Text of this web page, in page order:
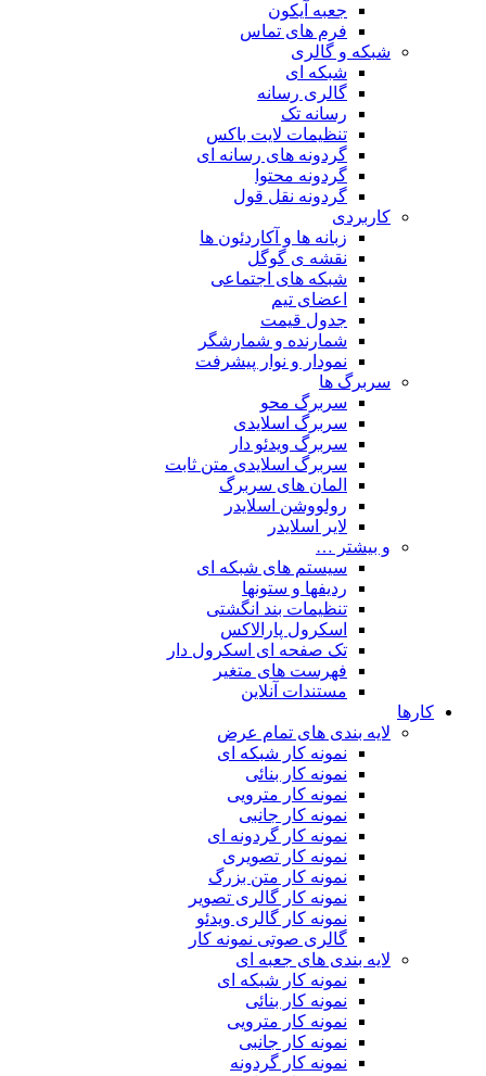
جعبه آیکون
فرم های تماس
شبکه و گالری
شبکه ای
گالری رسانه
رسانه تک
تنظیمات لایت باکس
گردونه های رسانه ای
گردونه محتوا
گردونه نقل قول
کاربردی
زبانه ها و آکاردئون ها
نقشه ی گوگل
شبکه های اجتماعی
اعضای تیم
جدول قیمت
شمارنده و شمارشگر
نمودار و نوار پیشرفت
سربرگ ها
سربرگ محو
سربرگ اسلایدی
سربرگ ویدئو دار
سربرگ اسلایدی متن ثابت
المان های سربرگ
رولووشن اسلایدر
لایر اسلایدر
و بیشتر …
سیستم های شبکه ای
ردیفها و ستونها
تنظیمات بند انگشتی
اسکرول پارالاکس
تک صفحه ای اسکرول دار
فهرست های متغیر
مستندات آنلاین
کارها
لایه بندی های تمام عرض
نمونه کار شبکه ای
نمونه کار بنائی
نمونه کار مترویی
نمونه کار جانبی
نمونه کار گردونه ای
نمونه کار تصویری
نمونه کار متن بزرگ
نمونه کار گالری تصویر
نمونه کار گالری ویدئو
گالری صوتی نمونه کار
لایه بندی های جعبه ای
نمونه کار شبکه ای
نمونه کار بنائی
نمونه کار مترویی
نمونه کار جانبی
نمونه کار گردونه